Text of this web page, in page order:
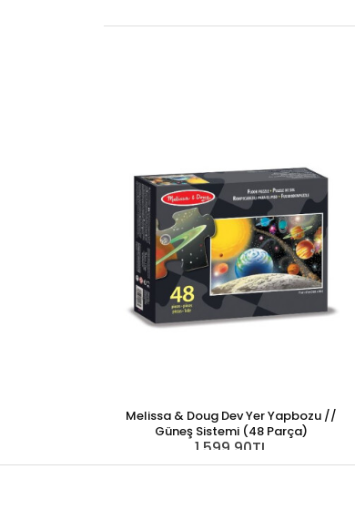
Melissa & Doug Dev Yer Yapbozu //
Güneş Sistemi (48 Parça)
1.599,90TL